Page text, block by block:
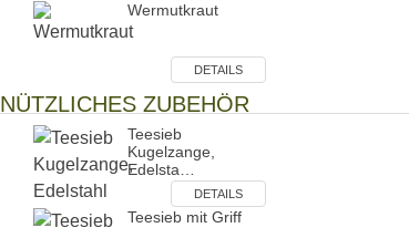
Wermutkraut
DETAILS
NÜTZLICHES ZUBEHÖR
Teesieb
Kugelzange,
Edelsta…
DETAILS
Teesieb mit Griff